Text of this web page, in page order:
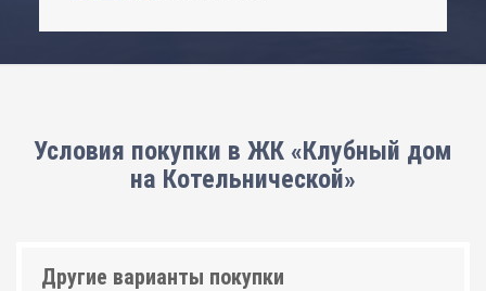
Условия покупки в ЖК «Клубный дом
на Котельнической»
Другие варианты покупки